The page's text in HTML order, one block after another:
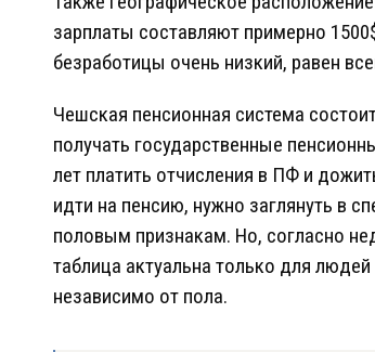
зарплаты составляют примерно
безработицы очень низкий, равен
Чешская пенсионная система
получать государственные
лет платить отчисления в ПФ и
идти на пенсию, нужно заглянуть в
половым признакам. Но, согласно
таблица актуальна только для
независимо от пола.